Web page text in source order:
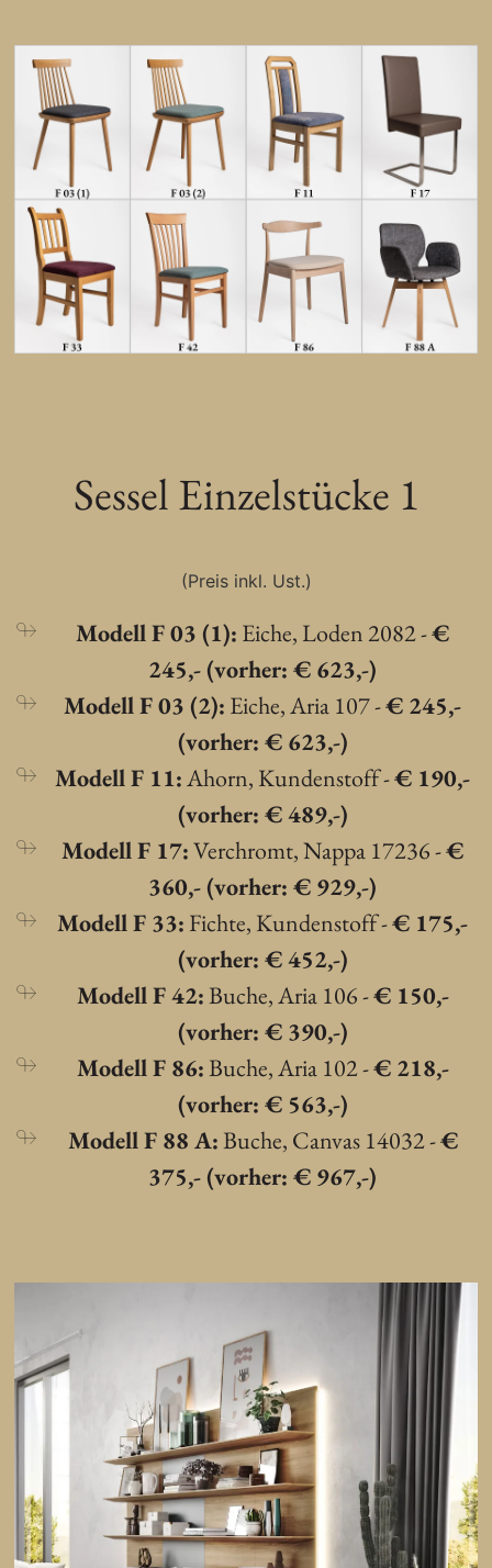
Sessel Einzelstücke 1
(Preis inkl. Ust.)
Modell F 03 (1): Eiche, Loden 2082 -€
245,- (vorher: € 623,-)
Modell F 03 (2): Eiche, Aria 107 -€ 245,-
(vorher: € 623,-)
Modell F 11:Ahorn, Kundenstoff -€ 190,-
(vorher: € 489,-)
Modell F 17:Verchromt, Nappa 17236 -€
360,- (vorher: € 929,-)
Modell F 33: Fichte, Kundenstoff -€ 175,-
(vorher: € 452,-)
Modell F 42:Buche, Aria 106 -€ 150,-
(vorher: € 390,-)
Modell F 86:Buche, Aria 102 -€ 218,-
(vorher: € 563,-)
Modell F 88 A:Buche, Canvas 14032 -€
375,- (vorher: € 967,-)